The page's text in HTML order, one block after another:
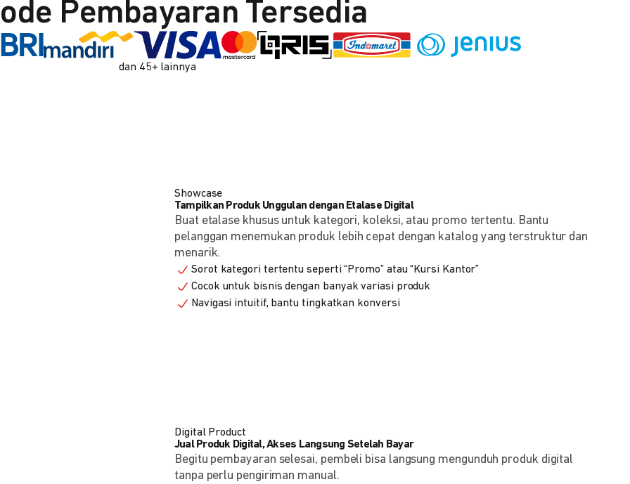
Pembayaran Tersedia
dan 45+ lainnya
Showcase
Tampilkan Produk Unggulan dengan Etalase Digital
Buat etalase khusus untuk kategori, koleksi, atau promo tertentu. Bantu
pelanggan menemukan produk lebih cepat dengan katalog yang terstruktur dan
menarik.
Sorot kategori tertentu seperti “Promo” atau “Kursi Kantor”
Cocok untuk bisnis dengan banyak variasi produk
Navigasi intuitif, bantu tingkatkan konversi
Digital Product
Jual Produk Digital, Akses Langsung Setelah Bayar
Begitu pembayaran selesai, pembeli bisa langsung mengunduh produk digital
tanpa perlu pengiriman manual.